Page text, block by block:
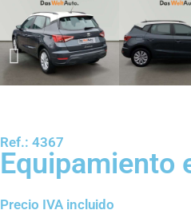
Ref.: 4367
Equipamiento
Precio IVA incluido